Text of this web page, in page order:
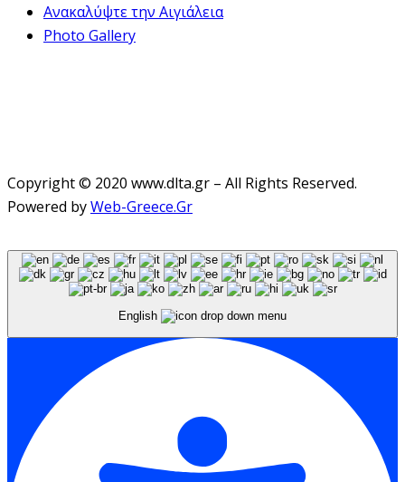
Ανακαλύψτε την Αιγιάλεια
Photo Gallery
Copyright © 2020 www.dlta.gr – All Rights Reserved.
Powered byWeb-Greece.Gr
English